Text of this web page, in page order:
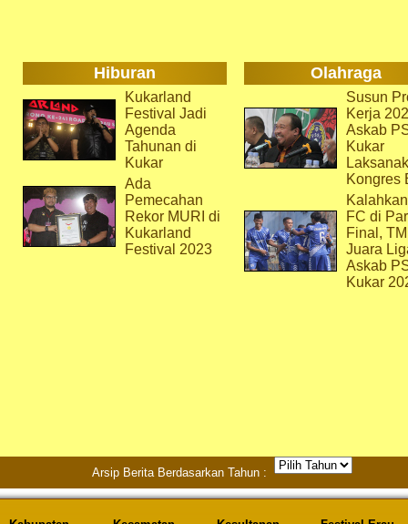
Hiburan Olahraga
Kukarland
Festival Jadi
Agenda
Tahunan di
Kukar
Ada
Pemecahan
Rekor MURI di
Kukarland
Festival 2023
Susun
Kerja
Askab
Kukar
Kongres
FC di
Final,
Juara
Askab
Kukar
Arsip Berita Berdasarkan Tahun :